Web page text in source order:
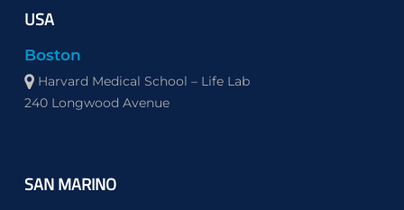
USA
Boston
Harvard Medical School – Life Lab
240 Longwood Avenue
SAN MARINO